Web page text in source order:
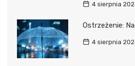
4 sierpnia
Ostrzeżenie:
4 sierpnia